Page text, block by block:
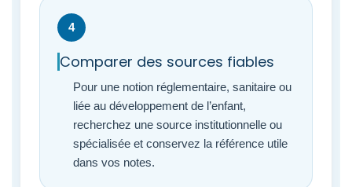
4
Comparer des sources fiables
Pour une notion réglementaire, sanitaire ou
liée au développement de l’enfant,
recherchez une source institutionnelle ou
spécialisée et conservez la référence utile
dans vos notes.